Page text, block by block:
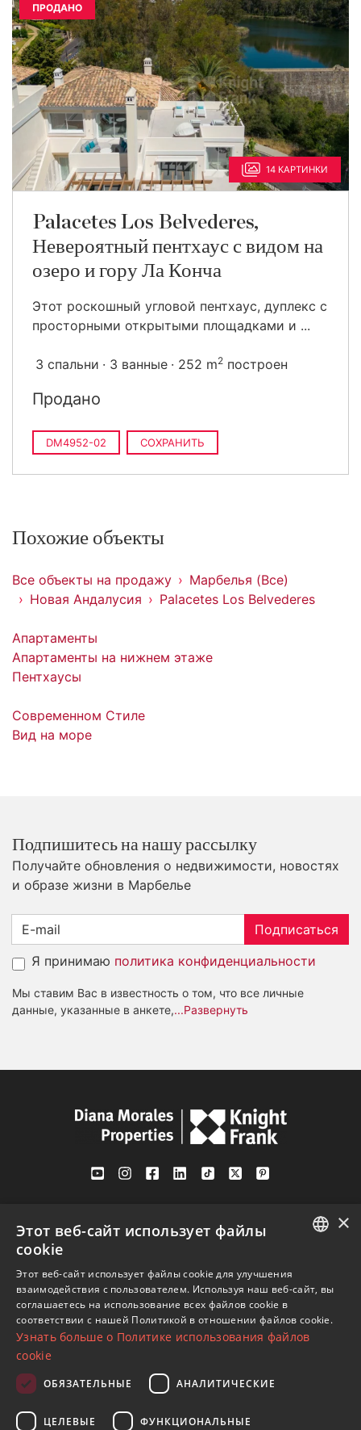
ПРОДАНО
14 КАРТИНКИ
Palacetes Los Belvederes,
Невероятный пентхаус с видом на
озеро и гору Ла Конча
Этот роскошный угловой пентхаус, дуплекс с
просторными открытыми площадками и ...
3 спальни 3 ванные 252 m2 построен
Продано
DM4952-02 СОХРАНИТЬ
Похожие объекты
Все объекты на продажу
Марбелья (Все)
Новая Андалусия
Palacetes Los Belvederes
Апартаменты
Апартаменты на нижнем этаже
Пентхаусы
Современном Стиле
Вид на море
Подпишитесь на нашу рассылку
Получайте обновления о недвижимости, новостях
и образе жизни в Марбелье
Подписаться
Я принимаю политика конфиденциальности
Мы ставим Вас в известность о том, что все личные
данные, указанные в анкете,...Развернуть
1st Floor, Office 3
29601 Marbella
Телефон:+34 952 765 138
Моб:+34 601 636 766
info@dmproperties.com
SPANISH
FRENCH
×
Этот веб-сайт использует файлы
cookie
Этот веб-сайт использует файлы cookie для улучшения
взаимодействия с пользователем. Используя наш веб-сайт, вы
соглашаетесь на использование всех файлов cookie в
соответствии с нашей Политикой в ​​отношении файлов cookie.
Узнать больше о Политике использования файлов
cookie
ОБЯЗАТЕЛЬНЫЕ АНАЛИТИЧЕСКИЕ
ЦЕЛЕВЫЕ ФУНКЦИОНАЛЬНЫЕ